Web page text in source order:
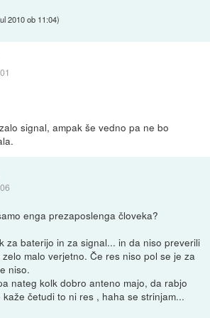
2010 ob 11:04)
signal, ampak še vedno pa ne bo
enga prezaposlenga človeka?
za baterijo in za signal... in da niso preverili
malo verjetno. Če res niso pol se je za
niso.
nateg kolk dobro anteno majo, da rabjo
četudi to ni res , haha se strinjam...